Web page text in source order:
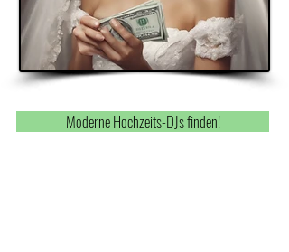
Moderne Hochzeits-DJs finden!